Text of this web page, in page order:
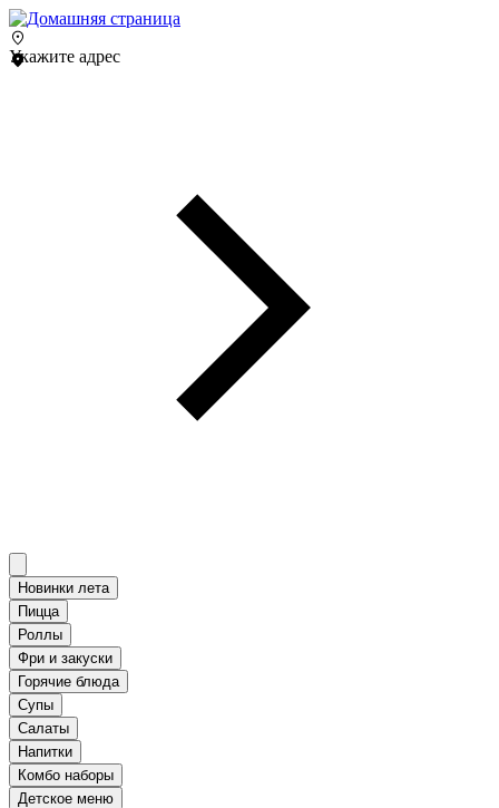
Укажите адрес
Новинки лета
Пицца
Роллы
Фри и закуски
Горячие блюда
Супы
Салаты
Напитки
Комбо наборы
Детское меню